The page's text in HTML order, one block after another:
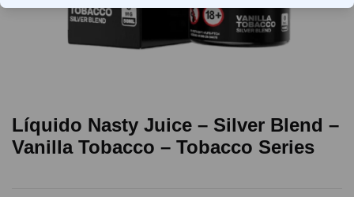
Líquido Nasty Juice – Silver Blend –
Vanilla Tobacco – Tobacco Series